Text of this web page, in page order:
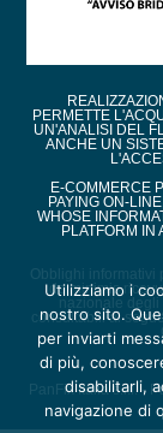
PERMETTE
UN'ANALISI DEL
ANCHE UN
E-COMMERCE
PAYING ON-
WHOSE
PLATFORM IN
Obblighi informativi
de minimis
nazionale degli
consultabili al
PanFix Italia s.r.l. -
Utilizziamo i
nostro sito.
per inviarti
di più,
disabilitarli,
navigazione di